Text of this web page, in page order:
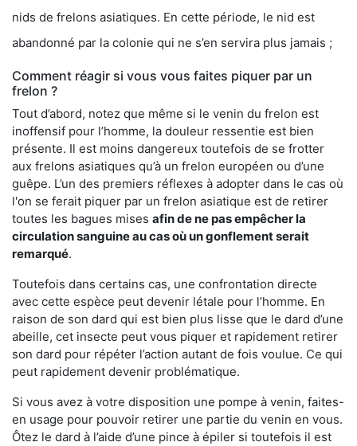
nids de frelons asiatiques. En cette période, le nid est
abandonné par la colonie qui ne s’en servira plus jamais ;
Comment réagir si vous vous faites piquer par un
frelon ?
Tout d’abord, notez que même si le venin du frelon est
inoffensif pour l’homme, la douleur ressentie est bien
présente. Il est moins dangereux toutefois de se frotter
aux frelons asiatiques qu’à un frelon européen ou d’une
guêpe. L’un des premiers réflexes à adopter dans le cas où
l'on se ferait piquer par un frelon asiatique est de retirer
toutes les bagues mises afin de ne pas empêcher la
circulation sanguine au cas où un gonflement serait
remarqué.
Toutefois dans certains cas, une confrontation directe
avec cette espèce peut devenir létale pour l’homme. En
raison de son dard qui est bien plus lisse que le dard d’une
abeille, cet insecte peut vous piquer et rapidement retirer
son dard pour répéter l’action autant de fois voulue. Ce qui
peut rapidement devenir problématique.
Si vous avez à votre disposition une pompe à venin, faites-
en usage pour pouvoir retirer une partie du venin en vous.
Ôtez le dard à l’aide d’une pince à épiler si toutefois il est